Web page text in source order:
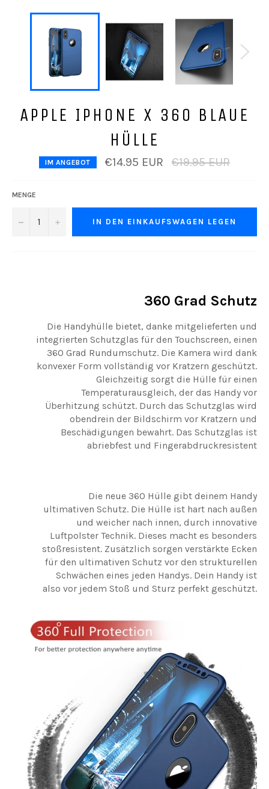
APPLE IPHONE X 360 BLAUE
HÜLLE
IM ANGEBOT €14.95 EUR
Normaler
Preis
€19.95 EUR
MENGE
− + IN DEN EINKAUFSWAGEN LEGEN
360 Grad Schutz
Die Handyhülle bietet, danke mitgelieferten und
integrierten Schutzglas für den Touchscreen, einen
360 Grad Rundumschutz. Die Kamera wird dank
konvexer Form vollständig vor Kratzern geschützt.
Gleichzeitig sorgt die Hülle für einen
Temperaturausgleich, der das Handy vor
Überhitzung schützt. Durch das Schutzglas wird
obendrein der Bildschirm vor Kratzern und
Beschädigungen bewahrt. Das Schutzglas ist
abriebfest und Fingerabdruckresistent
Die neue 360 Hülle gibt deinem Handy
ultimativen Schutz. Die Hülle ist hart nach außen
und weicher nach innen, durch innovative
Luftpolster Technik. Dieses macht es besonders
stoßresistent. Zusätzlich sorgen verstärkte Ecken
für den ultimativen Schutz vor den strukturellen
Schwächen eines jeden Handys. Dein Handy ist
also vor jedem Stoß und Sturz perfekt geschützt.